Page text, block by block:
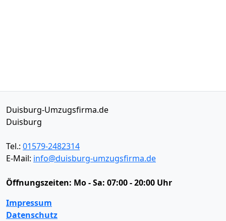
Duisburg-Umzugsfirma.de
Duisburg
Tel.: 01579-2482314
E-Mail: info@duisburg-umzugsfirma.de
Öffnungszeiten: Mo - Sa: 07:00 - 20:00 Uhr
Impressum
Datenschutz